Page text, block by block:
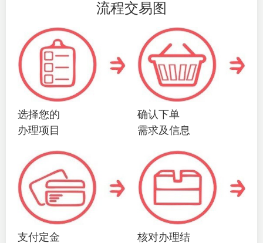
流程交易图
选择您的
办理项目
确认下单
需求及信息
支付定金
核对办理结